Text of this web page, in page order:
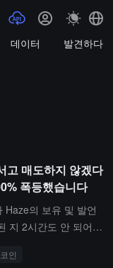
데이터 발견하다
고 매도하지 않겠다
폭등했습니다
Haze의 보유 및 발언
지 2시간도 안 되어
달러입니다.보유 랭
인